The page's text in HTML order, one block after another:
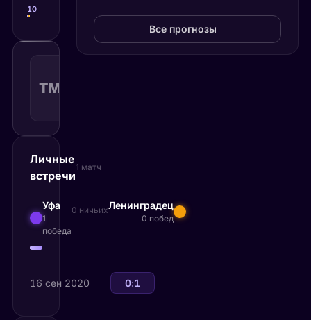
10
ТМ(2.50)
Личные
встречи
1 матч
Уфа
1
победа
0 ничьихЛенинградец
0 побед
16 сен 2020 Ленинградец
0:1
Все прогнозы